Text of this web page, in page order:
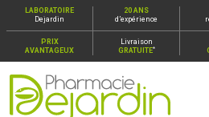
LABORATOIRE
Dejardin
20 ANS
d’expérience
PRIX
AVANTAGEUX
Livraison
GRATUITE*
Pharmacie Dejardin Nos 4